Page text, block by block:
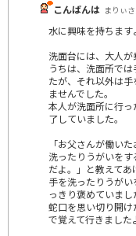
こんばんは まりぃ
水に興味を持ちます
洗面台には、大人
うちは、洗面所で
たが、それ以外は
ませんでした。
本人が洗面所に行
了していました。
「お父さんが働い
洗ったりうがいを
だよ。」と教えてあ
手を洗ったりうが
っきり褒めていまし
蛇口を思い切り開
で覚えて行きました